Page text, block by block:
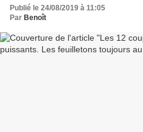
Publié le 24/08/2019 à 11:05
Par Benoît